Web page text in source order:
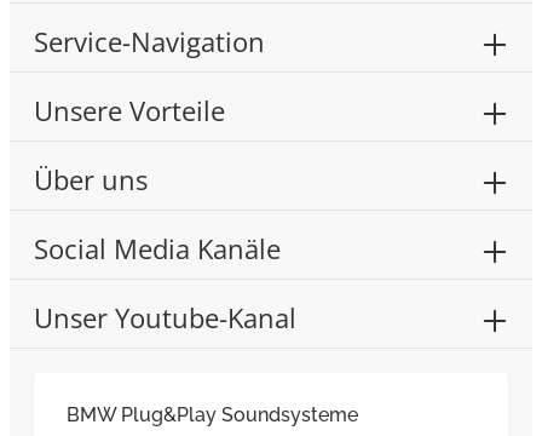
Service-Navigation
Unsere Vorteile
Über uns
Social Media Kanäle
Unser Youtube-Kanal
BMW Plug&Play Soundsysteme